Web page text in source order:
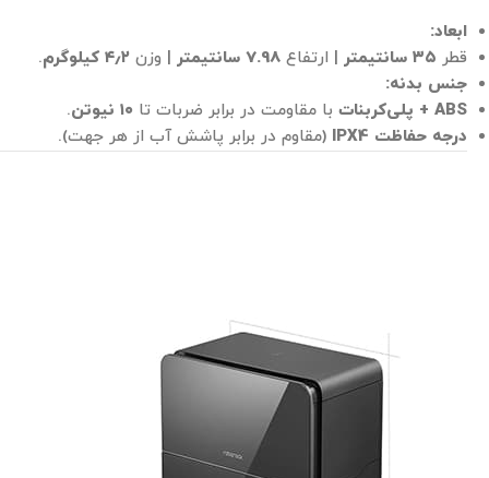
ابعاد:
قطر ۳۵ سانتیمتر | ارتفاع 7.98 سانتیمتر | وزن ۴٫۲ کیلوگرم
.
جنس بدنه:
ABS + پلی‌کربنات
با مقاومت در برابر ضربات تا ۱۰ نیوتن
.
درجه حفاظت IPX4
(مقاوم در برابر پاشش آب از هر جهت).